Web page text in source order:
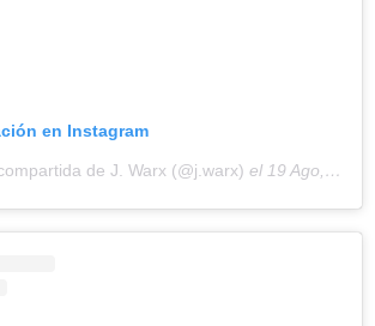
en Instagram
de J. Warx (@j.warx) el 19 Ago, 2020 a las 1:22 PDT